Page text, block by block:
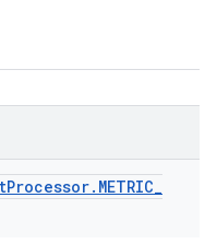
Processor. METRIC_